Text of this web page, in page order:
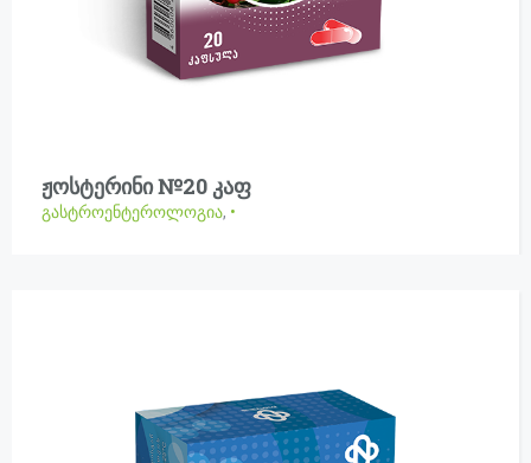
ჟოსტერინი №20 კაფ
გასტროენტეროლოგია, •